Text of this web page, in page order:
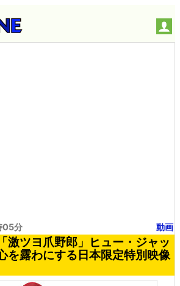
05分 動画
激ツヨ爪野郎」ヒュー・ジャッ
を露わにする日本限定特別映像